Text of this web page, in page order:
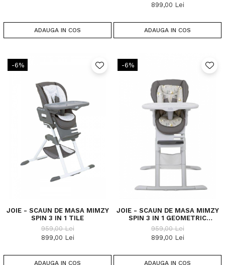
ADAUGA IN COS
899,00 Lei
ADAUGA IN COS
-6%
JOIE - SCAUN DE MASA MIMZY
SPIN 3 IN 1 TILE
959,00 Lei
899,00 Lei
ADAUGA IN COS
-6%
JOIE - SCAUN DE MASA MIMZY
SPIN 3 IN 1 GEOMETRIC
MOUNTAINS
959,00 Lei
899,00 Lei
ADAUGA IN COS